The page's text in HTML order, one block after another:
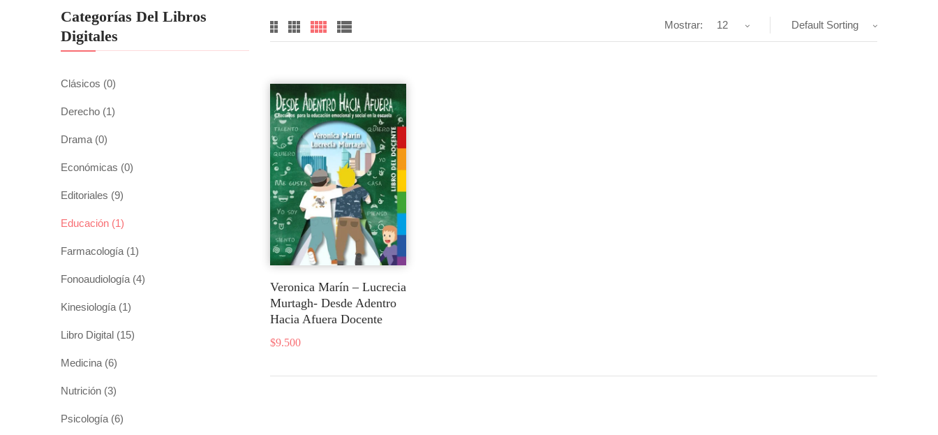
Categorías Del Libros
Digitales
Clásicos (0)
Derecho (1)
Drama (0)
Económicas (0)
Editoriales (9)
Educación (1)
Farmacología (1)
Fonoaudiología (4)
Kinesiología (1)
Libro Digital (15)
Medicina (6)
Nutrición (3)
Psicología (6)
Default Sorting
Mostrar: 12
Veronica Marín – Lucrecia
Murtagh- Desde Adentro
Hacia Afuera Docente
$9.500